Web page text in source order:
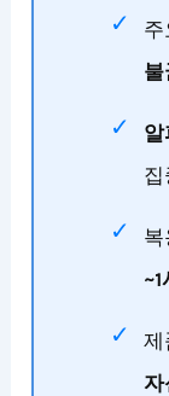
주
불
알
복
제
자